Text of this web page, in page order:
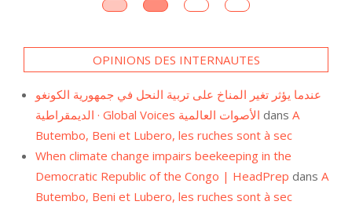
OPINIONS DES INTERNAUTES
عندما يؤثر تغير المناخ على تربية النحل في جمهورية الكونغو
الديمقراطية · Global Voices الأصوات العالمية dans A
Butembo, Beni et Lubero, les ruches sont à sec
When climate change impairs beekeeping in the
Democratic Republic of the Congo | HeadPrep dans A
Butembo, Beni et Lubero, les ruches sont à sec